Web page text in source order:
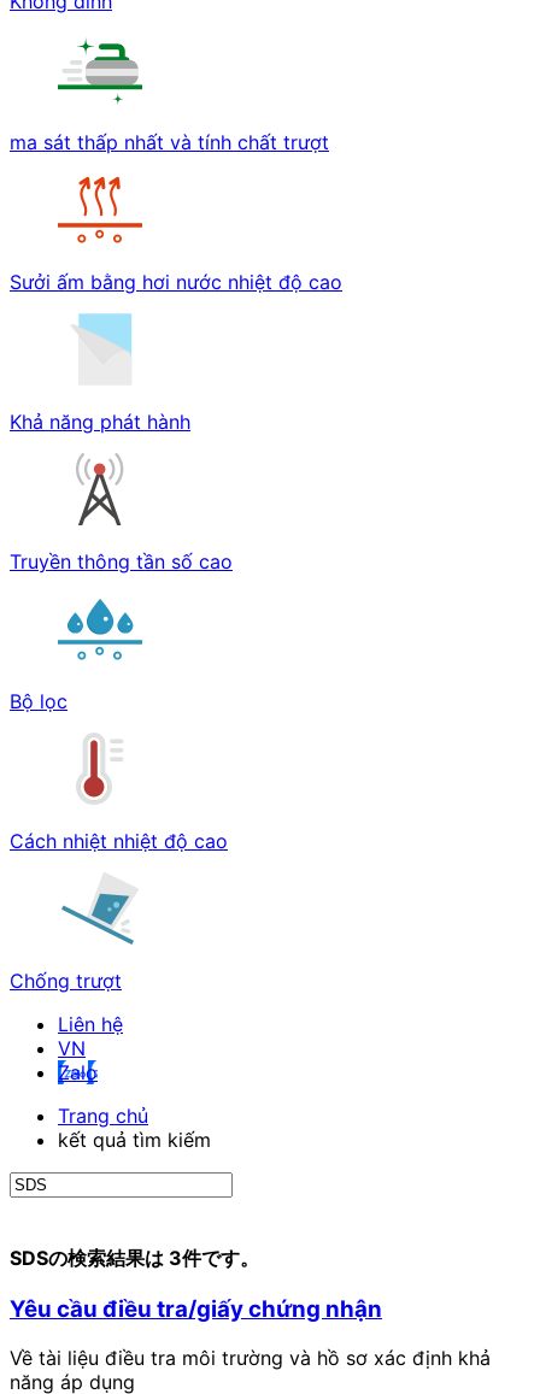
ma sát thấp nhất và tính chất trượt
Sưởi ấm bằng hơi nước nhiệt độ cao
Khả năng phát hành
Truyền thông tần số cao
Bộ lọc
Cách nhiệt nhiệt độ cao
Chống trượt
Liên hệ
Zalo
Trang chủ
kết quả tìm kiếm
SDSの検索結果は 3件です。
Yêu cầu điều tra/giấy chứng nhận
Về tài liệu điều tra môi trường và hồ sơ xác định khả
năng áp dụng